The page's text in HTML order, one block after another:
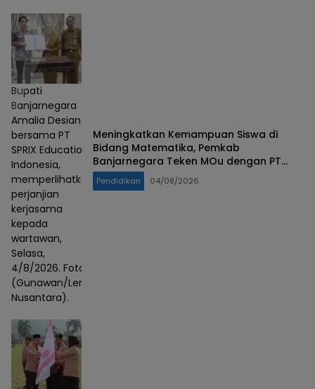
Bupati
Banjarnegara
Amalia Desiana
bersama PT
SPRIX Education
Indonesia,
memperlihatkan
perjanjian
kerjasama
kepada
wartawan,
Selasa,
4/8/2026. Foto :
(Gunawan/Lensa
Nusantara).
Meningkatkan Kemampuan Siswa di
Bidang Matematika, Pemkab
Banjarnegara Teken MOu dengan PT
SPRIX Asal Jepang
Pendidikan 04/08/2026